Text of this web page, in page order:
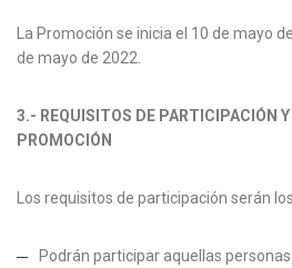
La Promoción se inicia el 10 de mayo
de mayo de 2022.
3.- REQUISITOS DE PARTICIPACIÓN
PROMOCIÓN
Los requisitos de participación serán
Podrán participar aquellas